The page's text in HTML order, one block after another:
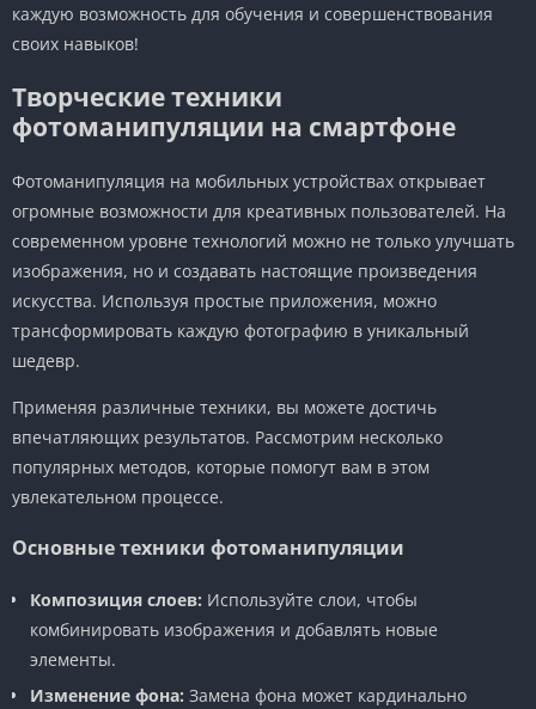
каждую возможность для обучения и совершенствования
своих навыков!
Творческие техники
фотоманипуляции на смартфоне
Фотоманипуляция на мобильных устройствах открывает
огромные возможности для креативных пользователей. На
современном уровне технологий можно не только улучшать
изображения, но и создавать настоящие произведения
искусства. Используя простые приложения, можно
трансформировать каждую фотографию в уникальный
шедевр.
Применяя различные техники, вы можете достичь
впечатляющих результатов. Рассмотрим несколько
популярных методов, которые помогут вам в этом
увлекательном процессе.
Основные техники фотоманипуляции
Композиция слоев: Используйте слои, чтобы
комбинировать изображения и добавлять новые
элементы.
Изменение фона: Замена фона может кардинально